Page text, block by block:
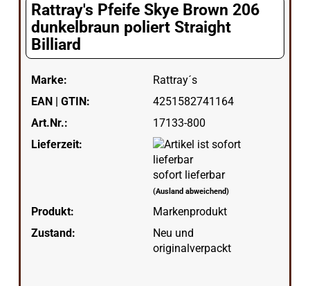
Rattray's Pfeife Skye Brown 206
dunkelbraun poliert Straight
Billiard
Marke:
Rattray´s
EAN | GTIN:
4251582741164
Art.Nr.:
17133-800
Lieferzeit:
sofort lieferbar
(Ausland abweichend)
Produkt:
Markenprodukt
Zustand:
Neu und
originalverpackt